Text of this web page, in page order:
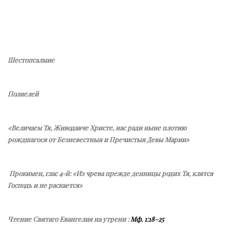
Шестопсалмие
Полиелей
«Величаем Тя, Живодавче Христе, нас ради ныне плотию
рождшагося от Безневестныя и Пречистыя Девы Марии»
Прокимен, глас 4-й: «Из чрева прежде денницы родих Тя, клятся
Господь и не раскается»
Чтение Святаго Евангелия на утрени :Мф. 1:18–25